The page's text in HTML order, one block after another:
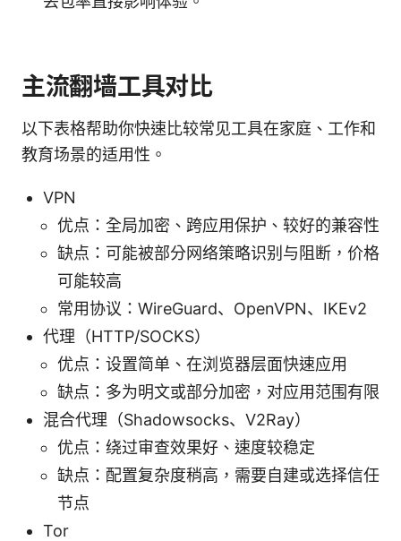
主流翻墙工具对比
以下表格帮助你快速比较常见工具在家庭、工作和
教育场景的适用性。
VPN
优点：全局加密、跨应用保护、较好的兼容性
缺点：可能被部分网络策略识别与阻断，价格
可能较高
常用协议：WireGuard、OpenVPN、IKEv2
代理（HTTP/SOCKS）
优点：设置简单、在浏览器层面快速应用
缺点：多为明文或部分加密，对应用范围有限
混合代理（Shadowsocks、V2Ray）
优点：绕过审查效果好、速度较稳定
缺点：配置复杂度稍高，需要自建或选择信任
节点
Tor